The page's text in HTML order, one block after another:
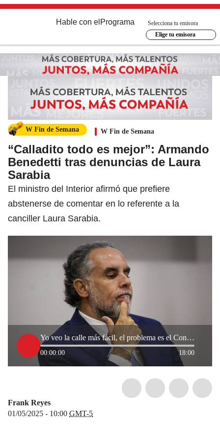
Hable con el Programa
Selecciona tu emisora
Elige tu emisora
W Fin de Semana W Fin de Semana
“Calladito todo es mejor”: Armando
Benedetti tras denuncias de Laura
Sarabia
El ministro del Interior afirmó que prefiere
abstenerse de comentar en lo referente a la
canciller Laura Sarabia.
Yo veo la calle más fácil, el problema es el Congreso: Ministro del Interior sobre consulta popular
00:00:00 18:00
Frank Reyes
01/05/2025 - 10:00 GMT-5